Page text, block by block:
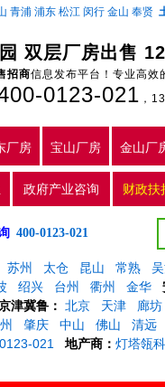
青浦 浦东 松江 闵行 金山 奉贤
双层厂房出售
招商信息发布平台！专业高效
0123-021 ，
厂房 宝山厂房 金山厂
政府产业咨询 财政扶
400-0123-021
苏州 太仓 昆山 常熟
绍兴 台州 衢州 金华
津冀鲁： 北京 天津 廊坊
肇庆 中山 佛山 清远
021 地产商： 灯塔瓴科